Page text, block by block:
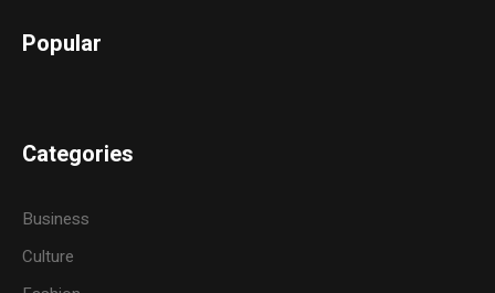
Popular
Categories
Business
Culture